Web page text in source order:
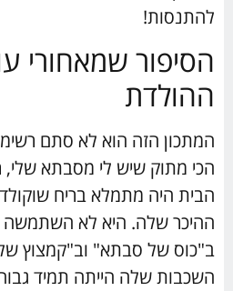
להתנסות!
הסיפור שמאחורי
ההולדת
המתכון הזה הוא לא סתם
הכי מתוק שיש לי מסבתא שלי,
הבית היה מתמלא בריח
ההיכר שלה. היא לא השתמשה
ב"כוס של סבתא" וב"קמצוץ
השכבות שלה הייתה תמיד